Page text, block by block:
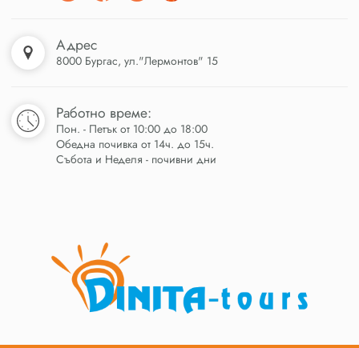
Адрес
8000 Бургас, ул."Лермонтов" 15
Работно време:
Пон. - Петък от 10:00 до 18:00
Обедна почивка от 14ч. до 15ч.
Събота и Неделя - почивни дни